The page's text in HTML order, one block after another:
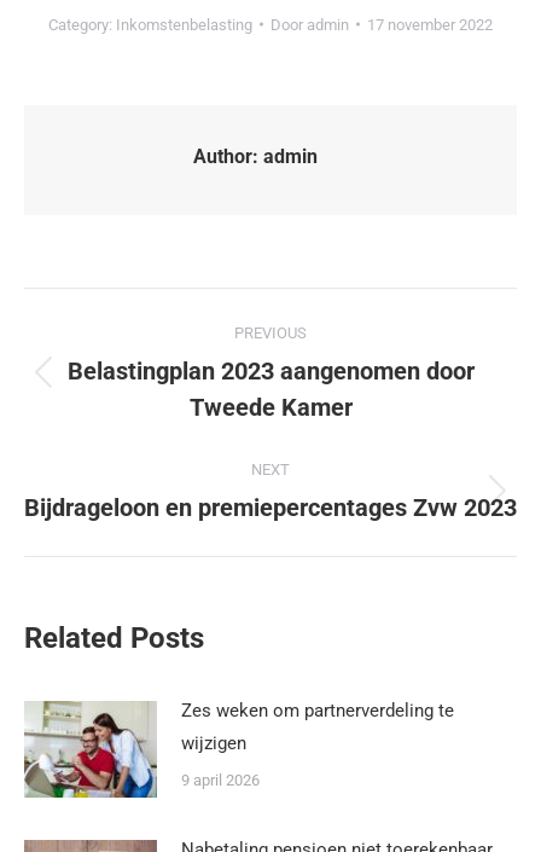
Category: Inkomstenbelasting Door admin 17 november 2022
Author: admin
PREVIOUS
Belastingplan 2023 aangenomen door
Tweede Kamer
NEXT
Bijdrageloon en premiepercentages Zvw 2023
Related Posts
Zes weken om partnerverdeling te
wijzigen
9 april 2026